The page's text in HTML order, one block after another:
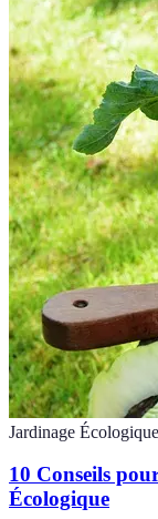
Jardinage Écologique
10 Conseils
Écologique